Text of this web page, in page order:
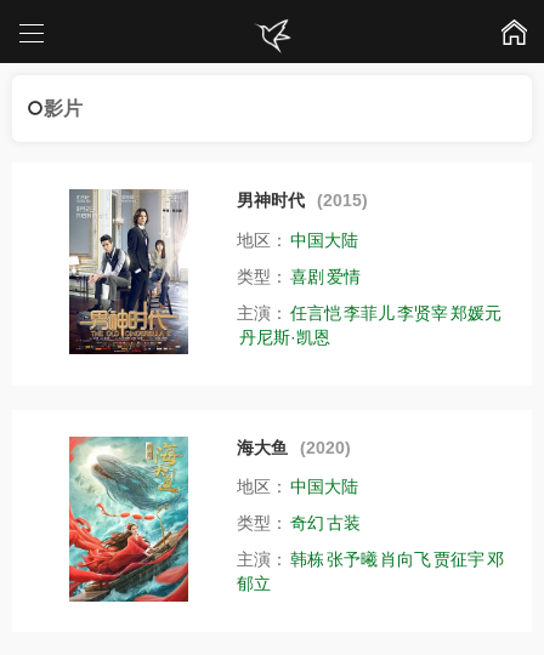
影片
男神时代 (2015)
地区： 中国大陆
类型： 喜剧 爱情
主演： 任言恺李菲儿李贤宰郑媛元
丹尼斯·凯恩
海大鱼 (2020)
地区： 中国大陆
类型： 奇幻古装
主演： 韩栋张予曦肖向飞贾征宇邓
郁立